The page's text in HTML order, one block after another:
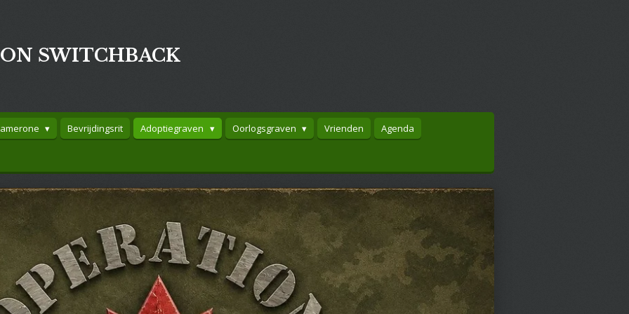
SWITCHBACK
Bevrijdingsrit Adoptiegraven Oorlogsgraven Vrienden Agenda